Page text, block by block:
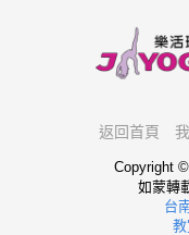
返回首頁
Copyright
如蒙轉
台